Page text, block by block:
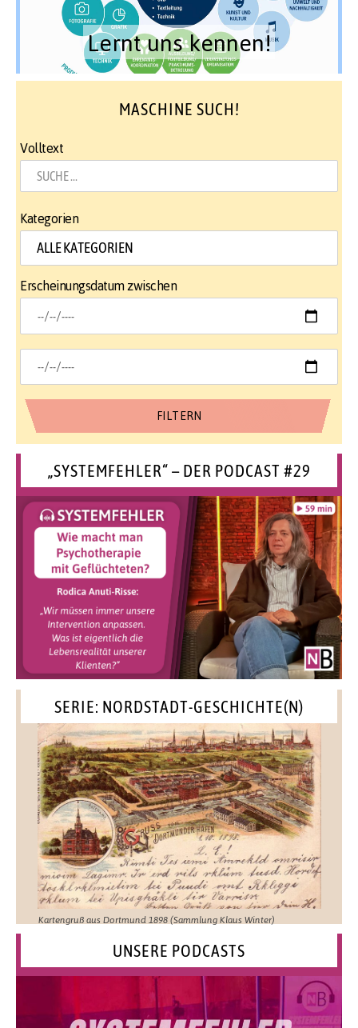
Lernt uns kennen!
MASCHINE SUCH!
Volltext
Kategorien
Erscheinungsdatum zwischen
„SYSTEMFEHLER“ – DER PODCAST #29
SERIE: NORDSTADT-GESCHICHTE(N)
Kartengruß aus Dortmund 1898 (Sammlung Klaus Winter)
UNSERE PODCASTS